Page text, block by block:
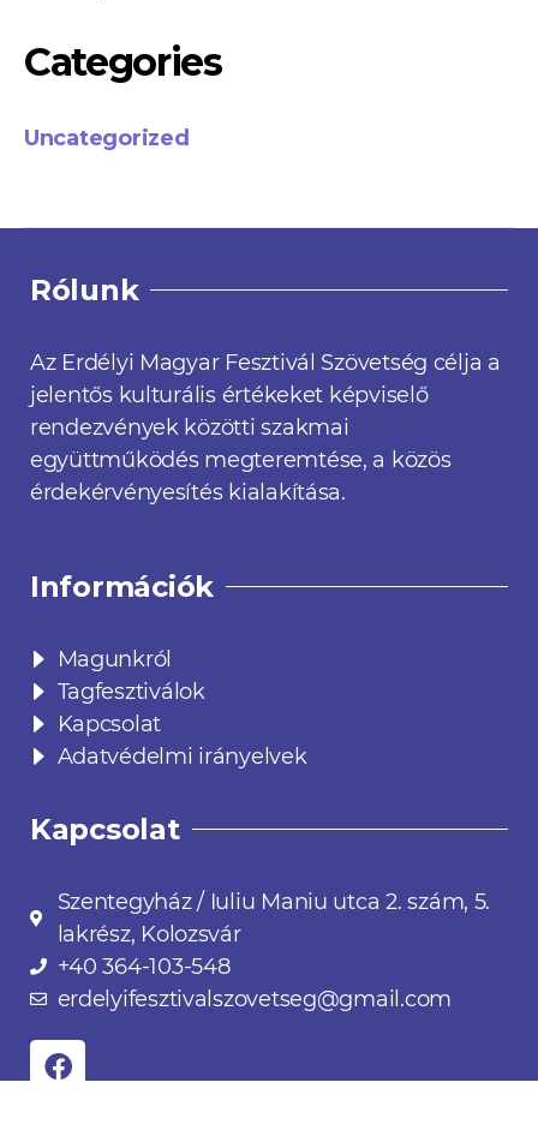
Categories
Uncategorized
Rólunk
Az Erdélyi Magyar Fesztivál Szövetség célja a
jelentős kulturális értékeket képviselő
rendezvények közötti szakmai
együttműködés megteremtése, a közös
érdekérvényesítés kialakítása.
Információk
Magunkról
Tagfesztiválok
Kapcsolat
Adatvédelmi irányelvek
Kapcsolat
Szentegyház / Iuliu Maniu utca 2. szám, 5.
lakrész, Kolozsvár
+40 364-103-548
erdelyifesztivalszovetseg@gmail.com